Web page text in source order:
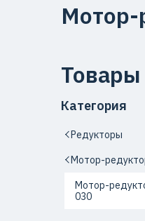
Мотор-
Товары
Категория
Редукторы
Мотор-
Мотор-
030